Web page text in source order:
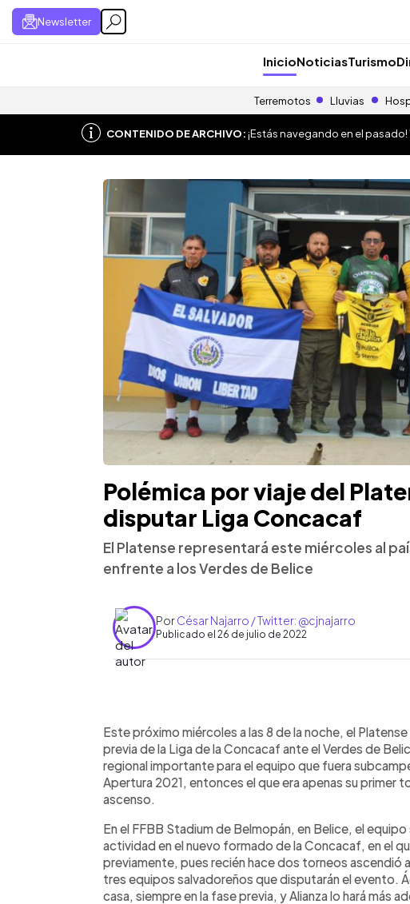
Newsletter
InicioNoticiasTurismo
Terremotos Lluvias
CONTENIDO DE ARCHIVO:¡Estás navegando en el
Polémica por viaje del
disputar Liga Concacaf
El Platense representará este miércoles al
enfrente a los Verdes de Belice
PorCésar Najarro / Twitter: @cjnajarro
Publicado el 26 de julio de 2022
► Escuchar artículo
Este próximo miércoles a las 8 de la noche, el
previa de la Liga de la Concacaf ante el Verdes de
regional importante para el equipo que fuera
Apertura 2021, entonces el que era apenas su primer
ascenso.
En el FFBB Stadium de Belmopán, en Belice, el
actividad en el nuevo formado de la Concacaf, en el
previamente, pues recién hace dos torneos ascendió
tres equipos salvadoreños que disputarán el evento.
casa, siempre en la fase previa, y Alianza lo hará más